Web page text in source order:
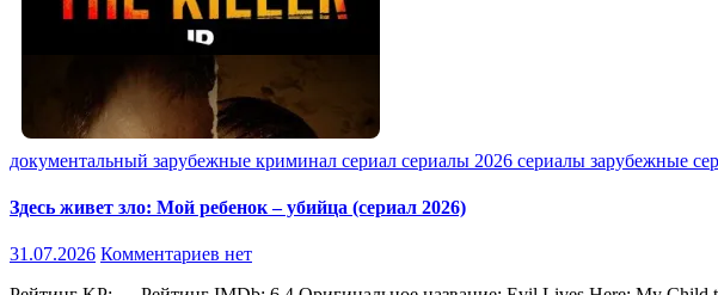
документальный зарубежные криминал сериал сериалы 2026 сериалы зарубежные
Здесь живет зло: Мой ребенок – убийца (сериал 2026)
31.07.2026 Комментариев нет